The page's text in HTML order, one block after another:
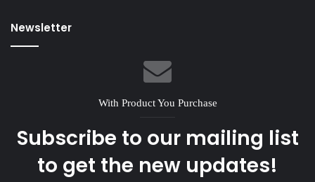
Newsletter
With Product You Purchase
Subscribe to our mailing list
to get the new updates!